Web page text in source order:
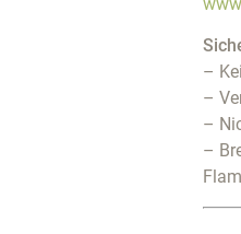
–
–
–
–